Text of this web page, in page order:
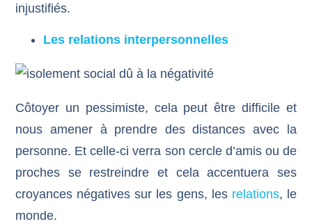
injustifiés.
Les relations interpersonnelles
Côtoyer un pessimiste, cela peut être difficile et
nous amener à prendre des distances avec la
personne. Et celle-ci verra son cercle d’amis ou de
proches se restreindre et cela accentuera ses
croyances négatives sur les gens, les relations, le
monde.